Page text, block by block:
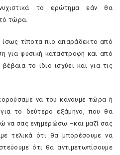
το ερώτημα εάν θα
τώρα.
ίσως τίποτα πιο απαράδεκτο από
για φυσική καταστροφή και από
το ίδιο ισχύει και για τις
να του κάνουμε τώρα ή
το δεύτερο εξάμηνο, που θα
να σας ενημερώσω –και μαζί σας
τελικά ότι θα μπορέσουμε να
ότι θα αντιμετωπίσουμε